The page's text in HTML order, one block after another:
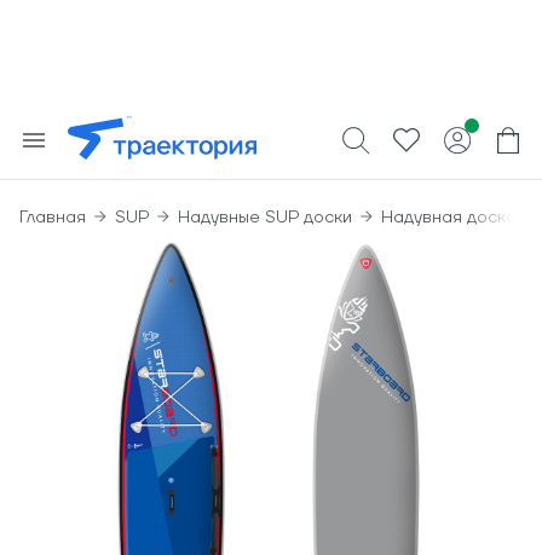
Главная SUP Надувные SUP доски Надувная доска